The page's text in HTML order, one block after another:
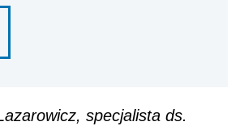
specjalista ds.